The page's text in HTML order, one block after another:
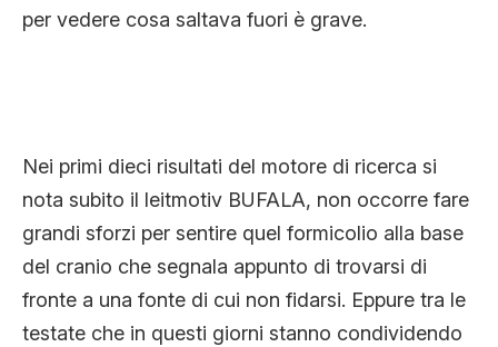
per vedere cosa saltava fuori è grave.
Nei primi dieci risultati del motore di ricerca si
nota subito il leitmotiv BUFALA, non occorre fare
grandi sforzi per sentire quel formicolio alla base
del cranio che segnala appunto di trovarsi di
fronte a una fonte di cui non fidarsi. Eppure tra le
testate che in questi giorni stanno condividendo